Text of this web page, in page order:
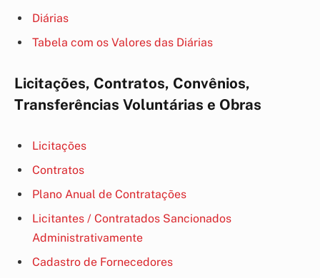
Diárias
Tabela com os Valores das Diárias
Licitações, Contratos, Convênios,
Transferências Voluntárias e Obras
Licitações
Contratos
Plano Anual de Contratações
Licitantes / Contratados Sancionados
Administrativamente
Cadastro de Fornecedores